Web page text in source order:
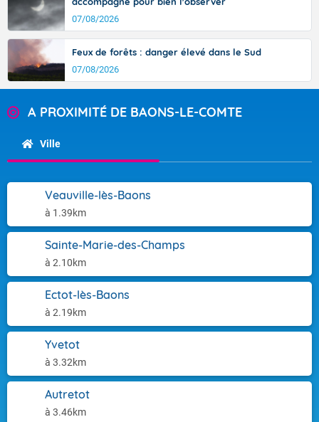
07/08/2026
Feux de forêts : danger élevé dans le Sud
07/08/2026
A PROXIMITÉ DE BAONS-LE-COMTE
Ville
Veauville-lès-Baons
à 1.39km
Sainte-Marie-des-Champs
à 2.10km
Ectot-lès-Baons
à 2.19km
Yvetot
à 3.32km
Autretot
à 3.46km